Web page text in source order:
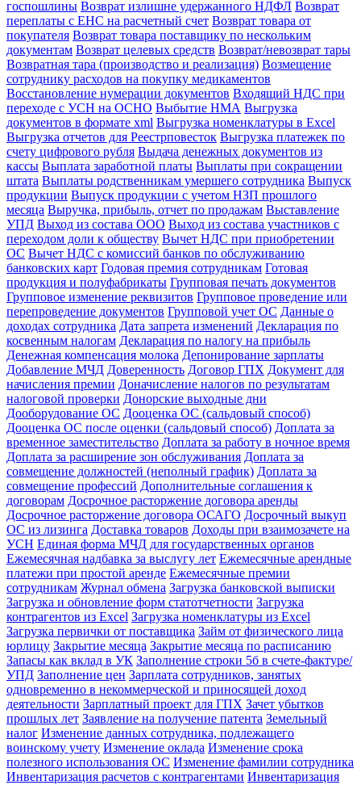
госпошлины Возврат излишне удержанного НДФЛ Возврат
переплаты с ЕНС на расчетный счет Возврат товара от
покупателя Возврат товара поставщику по нескольким
документам Возврат целевых средств Возврат/невозврат тары
Возвратная тара (производство и реализация) Возмещение
сотруднику расходов на покупку медикаментов
Восстановление нумерации документов Входящий НДС при
переходе с УСН на ОСНО Выбытие НМА Выгрузка
документов в формате xml Выгрузка номенклатуры в Excel
Выгрузка отчетов для Реестрповесток Выгрузка платежек по
счету цифрового рубля Выдача денежных документов из
кассы Выплата заработной платы Выплаты при сокращении
штата Выплаты родственникам умершего сотрудника Выпуск
продукции Выпуск продукции с учетом НЗП прошлого
месяца Выручка, прибыль, отчет по продажам Выставление
УПД Выход из состава ООО Выход из состава участников с
переходом доли к обществу Вычет НДС при приобретении
ОС Вычет НДС с комиссий банков по обслуживанию
банковских карт Годовая премия сотрудникам Готовая
продукция и полуфабрикаты Групповая печать документов
Групповое изменение реквизитов Групповое проведение или
перепроведение документов Групповой учет ОС Данные о
доходах сотрудника Дата запрета изменений Декларация по
косвенным налогам Декларация по налогу на прибыль
Денежная компенсация молока Депонирование зарплаты
Добавление МЧД Доверенность Договор ГПХ Документ для
начисления премии Доначисление налогов по результатам
налоговой проверки Донорские выходные дни
Дооборудование ОС Дооценка ОС (сальдовый способ)
Дооценка ОС после оценки (сальдовый способ) Доплата за
временное заместительство Доплата за работу в ночное время
Доплата за расширение зон обслуживания Доплата за
совмещение должностей (неполный график) Доплата за
совмещение профессий Дополнительные соглашения к
договорам Досрочное расторжение договора аренды
Досрочное расторжение договора ОСАГО Досрочный выкуп
ОС из лизинга Доставка товаров Доходы при взаимозачете на
УСН Единая форма МЧД для государственных органов
Ежемесячная надбавка за выслугу лет Ежемесячные арендные
платежи при простой аренде Ежемесячные премии
сотрудникам Журнал обмена Загрузка банковской выписки
Загрузка и обновление форм статотчетности Загрузка
контрагентов из Excel Загрузка номенклатуры из Excel
Загрузка первички от поставщика Займ от физического лица
юрлицу Закрытие месяца Закрытие месяца по расписанию
Запасы как вклад в УК Заполнение строки 5б в счете-фактуре/
УПД Заполнение цен Зарплата сотрудников, занятых
одновременно в некоммерческой и приносящей доход
деятельности Зарплатный проект для ГПХ Зачет убытков
прошлых лет Заявление на получение патента Земельный
налог Изменение данных сотрудника, подлежащего
воинскому учету Изменение оклада Изменение срока
полезного использования ОС Изменение фамилии сотрудника
Инвентаризация расчетов с контрагентами Инвентаризация